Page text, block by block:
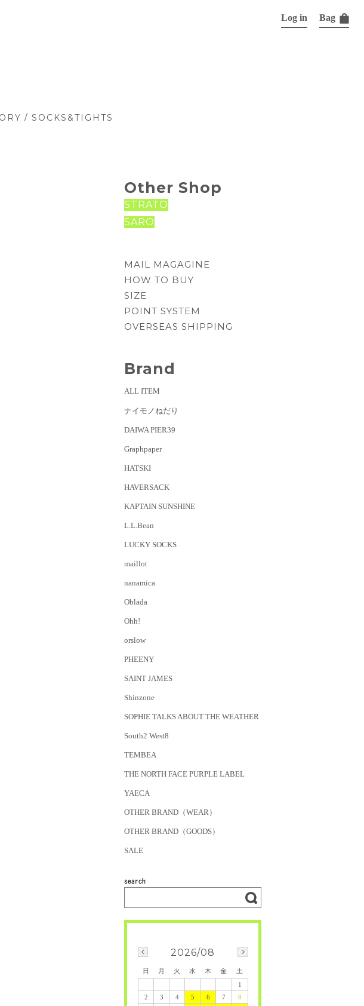
/ SOCKS&TIGHTS
Log in Bag
Other Shop
STRATO
SARO
MAIL MAGAGINE
HOW TO BUY
SIZE
POINT SYSTEM
OVERSEAS SHIPPING
Brand
ALL ITEM
ナイモノねだり
DAIWA PIER39
Graphpaper
HATSKI
HAVERSACK
KAPTAIN SUNSHINE
L.L.Bean
LUCKY SOCKS
maillot
nanamica
Oblada
Ohh!
orslow
PHEENY
SAINT JAMES
Shinzone
SOPHIE TALKS ABOUT THE WEATHER
South2 West8
TEMBEA
THE NORTH FACE PURPLE LABEL
YAECA
OTHER BRAND（WEAR）
OTHER BRAND（GOODS）
SALE
2026/08
日 月 火 水 木 金
土
1
2
3 4 5 6 7
8